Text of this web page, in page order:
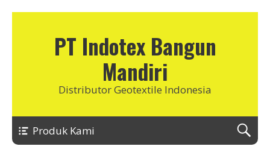
PT Indotex Bangun
Mandiri
Distributor Geotextile Indonesia
Produk Kami